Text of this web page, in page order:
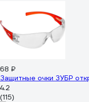
68 ₽
Защитные очки ЗУБР
4.2
(115)